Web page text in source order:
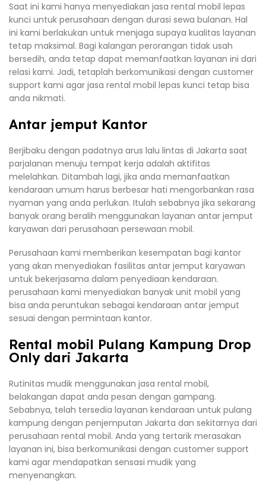
Saat ini kami hanya menyediakan jasa rental mobil lepas
kunci untuk perusahaan dengan durasi sewa bulanan. Hal
ini kami berlakukan untuk menjaga supaya kualitas layanan
tetap maksimal. Bagi kalangan perorangan tidak usah
bersedih, anda tetap dapat memanfaatkan layanan ini dari
relasi kami. Jadi, tetaplah berkomunikasi dengan customer
support kami agar jasa rental mobil lepas kunci tetap bisa
anda nikmati.
Antar jemput Kantor
Berjibaku dengan padatnya arus lalu lintas di Jakarta saat
parjalanan menuju tempat kerja adalah aktifitas
melelahkan. Ditambah lagi, jika anda memanfaatkan
kendaraan umum harus berbesar hati mengorbankan rasa
nyaman yang anda perlukan. Itulah sebabnya jika sekarang
banyak orang beralih menggunakan layanan antar jemput
karyawan dari perusahaan persewaan mobil.
Perusahaan kami memberikan kesempatan bagi kantor
yang akan menyediakan fasilitas antar jemput karyawan
untuk bekerjasama dalam penyediaan kendaraan.
perusahaan kami menyediakan banyak unit mobil yang
bisa anda peruntukan sebagai kendaraan antar jemput
sesuai dengan permintaan kantor.
Rental mobil Pulang Kampung Drop
Only dari Jakarta
Rutinitas mudik menggunakan jasa rental mobil,
belakangan dapat anda pesan dengan gampang.
Sebabnya, telah tersedia layanan kendaraan untuk pulang
kampung dengan penjemputan Jakarta dan sekitarnya dari
perusahaan rental mobil. Anda yang tertarik merasakan
layanan ini, bisa berkomunikasi dengan customer support
kami agar mendapatkan sensasi mudik yang
menyenangkan.